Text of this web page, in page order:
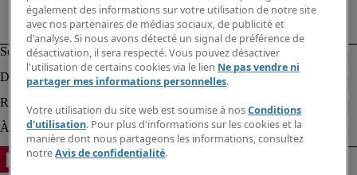
également des informations sur votre utilisation de notre site
avec nos partenaires de médias sociaux, de publicité et
d'analyse. Si nous avons détecté un signal de préférence de
désactivation, il sera respecté. Vous pouvez désactiver
l'utilisation de certains cookies via le lien Ne pas vendre ni
partager mes informations personnelles.
Votre utilisation du site web est soumise à nosConditions
d'utilisation. Pour plus d'informations sur les cookies et la
manière dont nous partageons les informations, consultez
notreAvis de confidentialité.